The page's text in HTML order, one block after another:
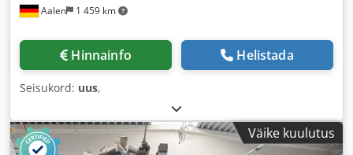
Aalen 1 459 km
Hinnainfo Helistada
Seisukord: uus,
Väike kuulutus